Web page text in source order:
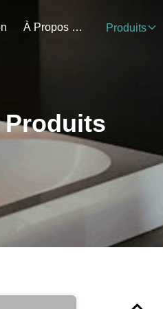
À Propos De Nous Produits
Produits